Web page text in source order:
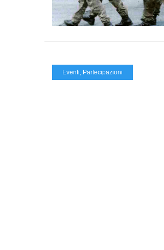
Eventi, Partecipazioni